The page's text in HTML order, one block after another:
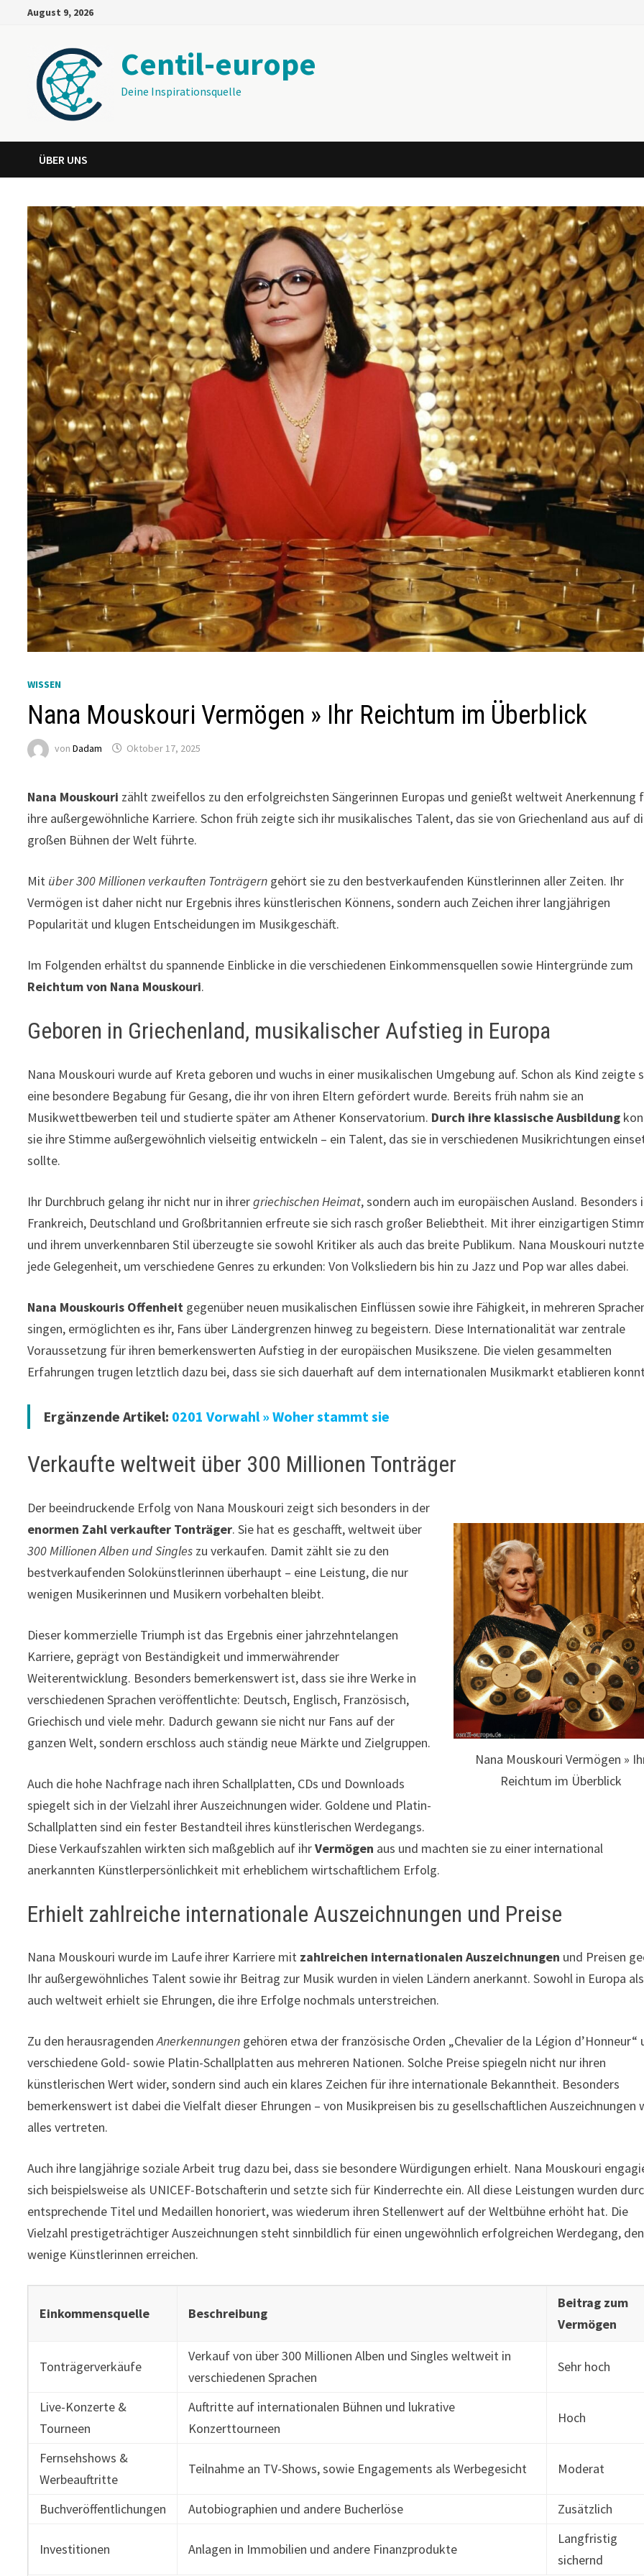
August 9, 2026
Centil-europe
Deine Inspirationsquelle
ÜBER UNS
WISSEN
Nana Mouskouri Vermögen » Ihr Reichtum im Überblick
vonDadam Oktober 17, 2025
Nana Mouskouri zählt zweifellos zu den erfolgreichsten Sängerinnen Europas und genießt weltweit Anerkennung
ihre außergewöhnliche Karriere. Schon früh zeigte sich ihr musikalisches Talent, das sie von Griechenland aus auf
großen Bühnen der Welt führte.
Mit über 300 Millionen verkauften Tonträgern gehört sie zu den bestverkaufenden Künstlerinnen aller Zeiten. Ihr
Vermögen ist daher nicht nur Ergebnis ihres künstlerischen Könnens, sondern auch Zeichen ihrer langjährigen
Popularität und klugen Entscheidungen im Musikgeschäft.
Im Folgenden erhältst du spannende Einblicke in die verschiedenen Einkommensquellen sowie Hintergründe zum
Reichtum von Nana Mouskouri.
Geboren in Griechenland, musikalischer Aufstieg in Europa
Nana Mouskouri wurde auf Kreta geboren und wuchs in einer musikalischen Umgebung auf. Schon als Kind zeigte
eine besondere Begabung für Gesang, die ihr von ihren Eltern gefördert wurde. Bereits früh nahm sie an
Musikwettbewerben teil und studierte später am Athener Konservatorium. Durch ihre klassische Ausbildung
sie ihre Stimme außergewöhnlich vielseitig entwickeln – ein Talent, das sie in verschiedenen Musikrichtungen
sollte.
Ihr Durchbruch gelang ihr nicht nur in ihrergriechischen Heimat, sondern auch im europäischen Ausland. Besonders
Frankreich, Deutschland und Großbritannien erfreute sie sich rasch großer Beliebtheit. Mit ihrer einzigartigen
und ihrem unverkennbaren Stil überzeugte sie sowohl Kritiker als auch das breite Publikum. Nana Mouskouri nutzte
jede Gelegenheit, um verschiedene Genres zu erkunden: Von Volksliedern bis hin zu Jazz und Pop war alles dabei.
Nana Mouskouris Offenheit gegenüber neuen musikalischen Einflüssen sowie ihre Fähigkeit, in mehreren
singen, ermöglichten es ihr, Fans über Ländergrenzen hinweg zu begeistern. Diese Internationalität war zentrale
Voraussetzung für ihren bemerkenswerten Aufstieg in der europäischen Musikszene. Die vielen gesammelten
Erfahrungen trugen letztlich dazu bei, dass sie sich dauerhaft auf dem internationalen Musikmarkt etablieren
Ergänzende Artikel: 0201 Vorwahl » Woher stammt sie
Verkaufte weltweit über 300 Millionen Tonträger
Nana Mouskouri Vermögen »
Reichtum im Überblick
Der beeindruckende Erfolg von Nana Mouskouri zeigt sich besonders in der
enormen Zahl verkaufter Tonträger. Sie hat es geschafft, weltweit über
300 Millionen Alben und Singles zu verkaufen. Damit zählt sie zu den
bestverkaufenden Solokünstlerinnen überhaupt – eine Leistung, die nur
wenigen Musikerinnen und Musikern vorbehalten bleibt.
Dieser kommerzielle Triumph ist das Ergebnis einer jahrzehntelangen
Karriere, geprägt von Beständigkeit und immerwährender
Weiterentwicklung. Besonders bemerkenswert ist, dass sie ihre Werke in
verschiedenen Sprachen veröffentlichte: Deutsch, Englisch, Französisch,
Griechisch und viele mehr. Dadurch gewann sie nicht nur Fans auf der
ganzen Welt, sondern erschloss auch ständig neue Märkte und Zielgruppen.
Auch die hohe Nachfrage nach ihren Schallplatten, CDs und Downloads
spiegelt sich in der Vielzahl ihrer Auszeichnungen wider. Goldene und Platin-
Schallplatten sind ein fester Bestandteil ihres künstlerischen Werdegangs.
Diese Verkaufszahlen wirkten sich maßgeblich auf ihrVermögen aus und machten sie zu einer international
anerkannten Künstlerpersönlichkeit mit erheblichem wirtschaftlichem Erfolg.
Erhielt zahlreiche internationale Auszeichnungen und Preise
Nana Mouskouri wurde im Laufe ihrer Karriere mit zahlreichen internationalen Auszeichnungen und Preisen
Ihr außergewöhnliches Talent sowie ihr Beitrag zur Musik wurden in vielen Ländern anerkannt. Sowohl in Europa als
auch weltweit erhielt sie Ehrungen, die ihre Erfolge nochmals unterstreichen.
Zu den herausragendenAnerkennungen gehören etwa der französische Orden „Chevalier de la Légion d’Honneur“
verschiedene Gold- sowie Platin-Schallplatten aus mehreren Nationen. Solche Preise spiegeln nicht nur ihren
künstlerischen Wert wider, sondern sind auch ein klares Zeichen für ihre internationale Bekanntheit. Besonders
bemerkenswert ist dabei die Vielfalt dieser Ehrungen – von Musikpreisen bis zu gesellschaftlichen Auszeichnungen
alles vertreten.
Auch ihre langjährige soziale Arbeit trug dazu bei, dass sie besondere Würdigungen erhielt. Nana Mouskouri
sich beispielsweise als UNICEF-Botschafterin und setzte sich für Kinderrechte ein. All diese Leistungen wurden
entsprechende Titel und Medaillen honoriert, was wiederum ihren Stellenwert auf der Weltbühne erhöht hat. Die
Vielzahl prestigeträchtiger Auszeichnungen steht sinnbildlich für einen ungewöhnlich erfolgreichen Werdegang,
wenige Künstlerinnen erreichen.
Einkommensquelle Beschreibung
Beitrag zum
Vermögen
Tonträgerverkäufe
Verkauf von über 300 Millionen Alben und Singles weltweit in
verschiedenen Sprachen
Sehr hoch
Live-Konzerte &
Tourneen
Auftritte auf internationalen Bühnen und lukrative
Konzerttourneen
Hoch
Fernsehshows &
Werbeauftritte
Teilnahme an TV-Shows, sowie Engagements als Werbegesicht Moderat
Buchveröffentlichungen Autobiographien und andere Bucherlöse Zusätzlich
Investitionen Anlagen in Immobilien und andere Finanzprodukte
Langfristig
sichernd